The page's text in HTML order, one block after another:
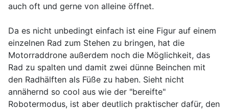
auch oft und gerne von alleine öffnet.
Da es nicht unbedingt einfach ist eine Figur auf einem
einzelnen Rad zum Stehen zu bringen, hat die
Motorraddrone außerdem noch die Möglichkeit, das
Rad zu spalten und damit zwei dünne Beinchen mit
den Radhälften als Füße zu haben. Sieht nicht
annähernd so cool aus wie der "bereifte"
Robotermodus, ist aber deutlich praktischer dafür, den